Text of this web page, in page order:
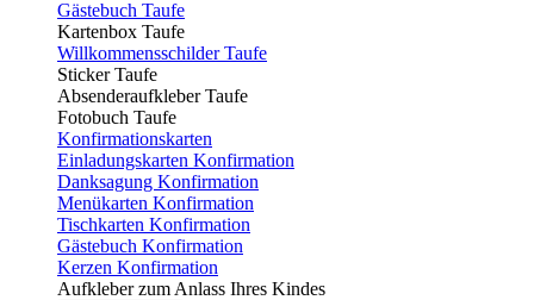
Gästebuch Taufe
Kartenbox Taufe
Willkommensschilder Taufe
Sticker Taufe
Absenderaufkleber Taufe
Fotobuch Taufe
Konfirmationskarten
Einladungskarten Konfirmation
Danksagung Konfirmation
Menükarten Konfirmation
Tischkarten Konfirmation
Gästebuch Konfirmation
Kerzen Konfirmation
Aufkleber zum Anlass Ihres Kindes